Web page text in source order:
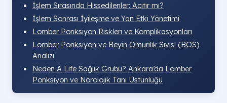
İşlem Sırasında Hissedilenler: Acıtır mı?
İşlem Sonrası İyileşme ve Yan Etki Yönetimi
Lomber Ponksiyon Riskleri ve Komplikasyonları
Lomber Ponksiyon ve Beyin Omurilik Sıvısı (BOS)
Analizi
Neden A Life Sağlık Grubu? Ankara’da Lomber
Ponksiyon ve Nörolojik Tanı Üstünlüğü